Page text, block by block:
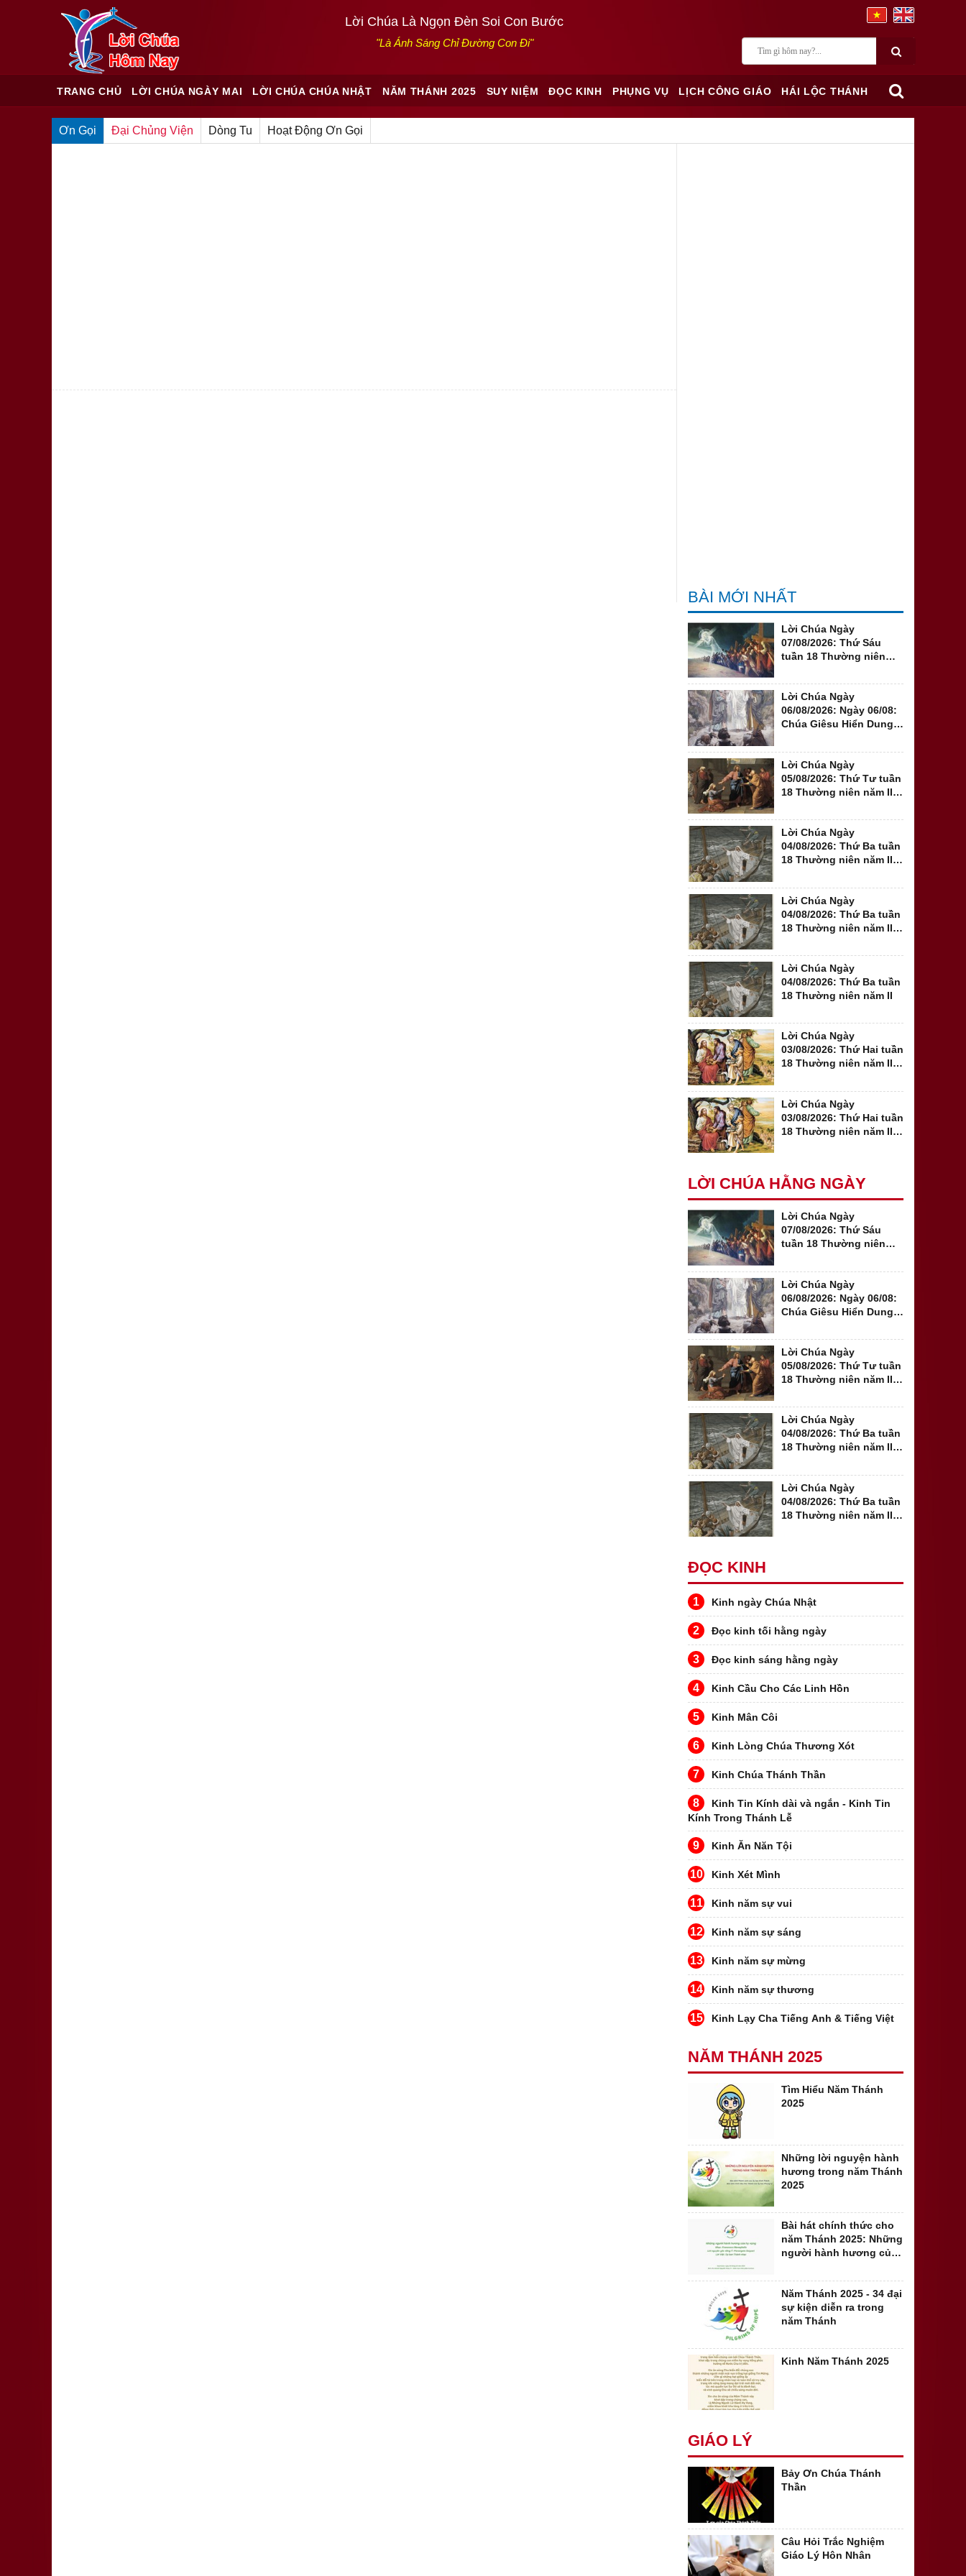
Lời Chúa Là Ngọn Đèn Soi Con Bước
"Là Ánh Sáng Chỉ Đường Con Đi"
TRANG CHỦ LỜI CHÚA NGÀY MAI LỜI CHÚA CHÚA NHẬT NĂM THÁNH 2025 SUY NIỆM ĐỌC KINH PHỤNG VỤ LỊCH CÔNG GIÁO HÁI LỘC THÁNH
Ơn Gọi Đại Chủng Viện Dòng Tu Hoạt Động Ơn Gọi
BÀI MỚI NHẤT
Lời Chúa Ngày
07/08/2026: Thứ Sáu
tuần 18 Thường niên
Lời Chúa Ngày
06/08/2026: Ngày 06/08:
Chúa Giêsu Hiển Dung
Lời Chúa Ngày
05/08/2026: Thứ Tư tuần
18 Thường niên năm II
Lời Chúa Ngày
04/08/2026: Thứ Ba tuần
18 Thường niên năm II -
Lời Chúa Ngày
04/08/2026: Thứ Ba tuần
18 Thường niên năm II:
Lời Chúa Ngày
04/08/2026: Thứ Ba tuần
18 Thường niên năm II
Lời Chúa Ngày
03/08/2026: Thứ Hai tuần
18 Thường niên năm II
Lời Chúa Ngày
03/08/2026: Thứ Hai tuần
18 Thường niên năm II:
LỜI CHÚA HẰNG NGÀY
Lời Chúa Ngày
07/08/2026: Thứ Sáu
tuần 18 Thường niên
Lời Chúa Ngày
06/08/2026: Ngày 06/08:
Chúa Giêsu Hiển Dung
Lời Chúa Ngày
05/08/2026: Thứ Tư tuần
18 Thường niên năm II
Lời Chúa Ngày
04/08/2026: Thứ Ba tuần
18 Thường niên năm II -
Lời Chúa Ngày
04/08/2026: Thứ Ba tuần
18 Thường niên năm II:
ĐỌC KINH
1 Kinh ngày Chúa Nhật
2 Đọc kinh tối hằng ngày
3 Đọc kinh sáng hằng ngày
4 Kinh Cầu Cho Các Linh Hồn
5 Kinh Mân Côi
6 Kinh Lòng Chúa Thương Xót
7 Kinh Chúa Thánh Thần
8
Kinh Tin Kính dài và ngắn - Kinh Tin
Kính Trong Thánh Lễ
9 Kinh Ăn Năn Tội
10 Kinh Xét Mình
11 Kinh năm sự vui
12 Kinh năm sự sáng
13 Kinh năm sự mừng
14 Kinh năm sự thương
15 Kinh Lạy Cha Tiếng Anh & Tiếng Việt
NĂM THÁNH 2025
Tìm Hiểu Năm Thánh
2025
Những lời nguyện hành
hương trong năm Thánh
2025
Bài hát chính thức cho
năm Thánh 2025: Những
người hành hương của
Năm Thánh 2025 - 34 đại
sự kiện diễn ra trong
năm Thánh
Kinh Năm Thánh 2025
GIÁO LÝ
Bảy Ơn Chúa Thánh
Thần
Câu Hỏi Trắc Nghiệm
Giáo Lý Hôn Nhân